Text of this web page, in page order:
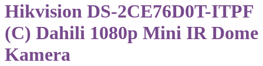
Hikvision DS-2CE76D0T-ITPF
(C) Dahili 1080p Mini IR Dome
Kamera